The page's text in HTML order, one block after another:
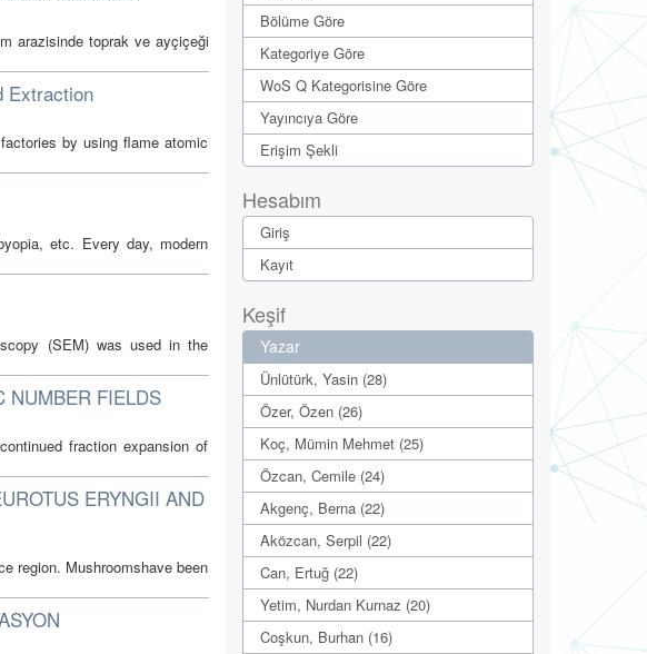
arazisinde toprak ve ayçiçeği
Extraction
by using flame atomic
etc. Every day, modern
(SEM) was used in the
NUMBER FIELDS
fraction expansion of
ERYNGII AND
region. Mushroomshave been
Bölüme Göre
Kategoriye Göre
WoS Q Kategorisine Göre
Yayıncıya Göre
Erişim Şekli
Hesabım
Giriş
Kayıt
Keşif
Yazar
Ünlütürk, Yasin (28)
Özer, Özen (26)
Koç, Mümin Mehmet (25)
Özcan, Cemile (24)
Akgenç, Berna (22)
Aközcan, Serpil (22)
Can, Ertuğ (22)
Yetim, Nurdan Kurnaz (20)
Coşkun, Burhan (16)